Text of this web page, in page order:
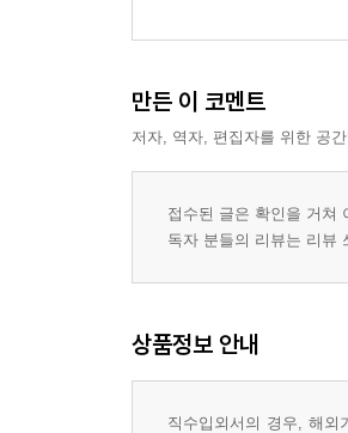
만든 이 코멘트
저자, 역자, 편집자를 위한 공
접수된 글은 확인을 거쳐
독자 분들의 리뷰는 리뷰
상품정보 안내
직수입외서의 경우, 해